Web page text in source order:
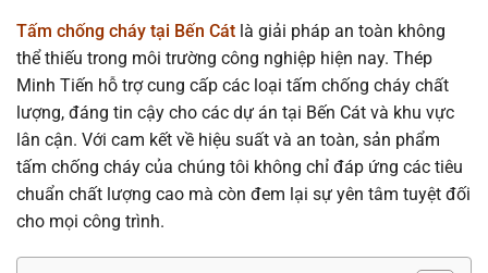
Tấm chống cháy tại Bến Cát là giải pháp an toàn không
thể thiếu trong môi trường công nghiệp hiện nay. Thép
Minh Tiến hỗ trợ cung cấp các loại tấm chống cháy chất
lượng, đáng tin cậy cho các dự án tại Bến Cát và khu vực
lân cận. Với cam kết về hiệu suất và an toàn, sản phẩm
tấm chống cháy của chúng tôi không chỉ đáp ứng các tiêu
chuẩn chất lượng cao mà còn đem lại sự yên tâm tuyệt đối
cho mọi công trình.